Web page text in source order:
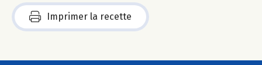
Imprimer la recette